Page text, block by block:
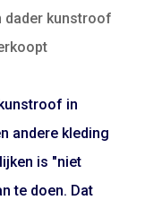
dader kunstroof
in
andere kleding
is "niet
te doen. Dat